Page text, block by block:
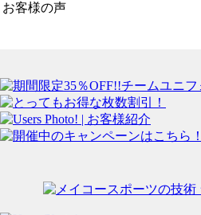
お客様の声